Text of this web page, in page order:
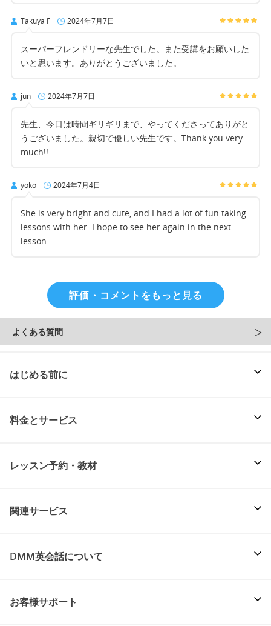
Takuya F 2024年7月7日
スーパーフレンドリーな先生でした。また受講をお願いした
いと思います。ありがとうございました。
jun 2024年7月7日
先生、今日は時間ギリギリまで、やってくださってありがと
うございました。親切で優しい先生です。Thank you very
much!!
yoko 2024年7月4日
She is very bright and cute, and I had a lot of fun taking
lessons with her. I hope to see her again in the next
lesson.
評価・コメントをもっと見る
よくある質問
はじめる前に
料金とサービス
レッスン予約・教材
関連サービス
DMM英会話について
お客様サポート